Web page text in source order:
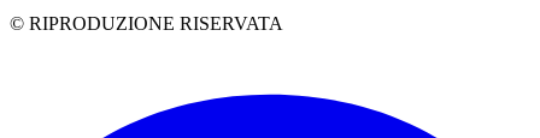
© RIPRODUZIONE RISERVATA